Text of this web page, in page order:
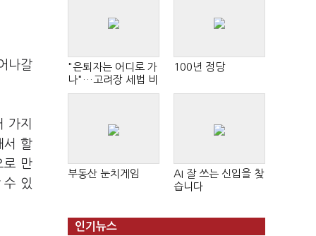
나갈
가지
서 할
로 만
수 있
"은퇴자는 어디로 가
나"…고려장 세법 비
판 확산
100년 정당
부동산 눈치게임
AI 잘 쓰는 신입을 찾
습니다
인기뉴스